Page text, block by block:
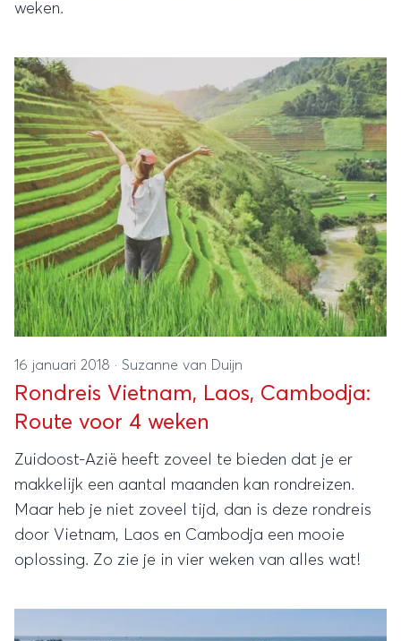
weken.
16 januari 2018 · Suzanne van Duijn
Rondreis Vietnam, Laos, Cambodja:
Route voor 4 weken
Zuidoost-Azië heeft zoveel te bieden dat je er
makkelijk een aantal maanden kan rondreizen.
Maar heb je niet zoveel tijd, dan is deze rondreis
door Vietnam, Laos en Cambodja een mooie
oplossing. Zo zie je in vier weken van alles wat!